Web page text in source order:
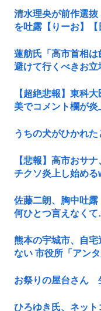
清水理央が前作選
を吐露【りーお】【
蓮舫氏「高市首相
避けて行くべきお立
【超絶悲報】東科
美でコメント欄が
うちの犬がひかれ
【悲報】高市おサ
チクソ炎上し始める
佐藤二朗、胸中吐露
何ひとつ言えなく
熊本の宇城市、自
ない 市役所「アン
お祭りの屋台さん
ひろゆき氏、ネッ